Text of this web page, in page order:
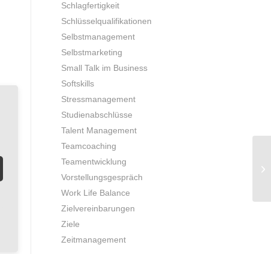
Schlagfertigkeit
Schlüsselqualifikationen
Selbstmanagement
Selbstmarketing
Small Talk im Business
Softskills
Stressmanagement
Studienabschlüsse
Talent Management
Teamcoaching
Teamentwicklung
Vorstellungsgespräch
Work Life Balance
Zielvereinbarungen
Ziele
Zeitmanagement